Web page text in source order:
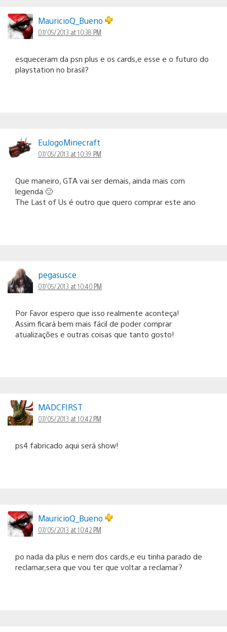
MauricioQ_Bueno
07/05/2013 at 10:38 PM
esqueceram da psn plus e os cards,e esse e o futuro do
playstation no brasil?
EuJogoMinecraft
07/05/2013 at 10:39 PM
Que maneiro, GTA vai ser demais, ainda mais com
legenda 🙂
The Last of Us é outro que quero comprar este ano
pegasusce
07/05/2013 at 10:40 PM
Por Favor espero que isso realmente aconteça!
Assim ficará bem mais fácil de poder comprar
atualizações e outras coisas que tanto gosto!
MADCFIRST
07/05/2013 at 10:42 PM
ps4 fabricado aqui será show!
MauricioQ_Bueno
07/05/2013 at 10:42 PM
po nada da plus e nem dos cards,e eu tinha parado de
reclamar,sera que vou ter que voltar a reclamar?